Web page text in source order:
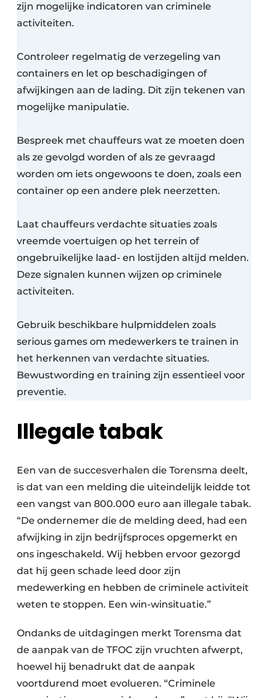
zijn mogelijke indicatoren van criminele
activiteiten.
Controleer regelmatig de verzegeling van
containers en let op beschadigingen of
afwijkingen aan de lading. Dit zijn tekenen van
mogelijke manipulatie.
Bespreek met chauffeurs wat ze moeten doen
als ze gevolgd worden of als ze gevraagd
worden om iets ongewoons te doen, zoals een
container op een andere plek neerzetten.
Laat chauffeurs verdachte situaties zoals
vreemde voertuigen op het terrein of
ongebruikelijke laad- en lostijden altijd melden.
Deze signalen kunnen wijzen op criminele
activiteiten.
Gebruik beschikbare hulpmiddelen zoals
serious games om medewerkers te trainen in
het herkennen van verdachte situaties.
Bewustwording en training zijn essentieel voor
preventie.
Illegale tabak
Een van de succesverhalen die Torensma deelt,
is dat van een melding die uiteindelijk leidde tot
een vangst van 800.000 euro aan illegale tabak.
“De ondernemer die de melding deed, had een
afwijking in zijn bedrijfs­proces opgemerkt en
ons ingeschakeld. Wij hebben ervoor gezorgd
dat hij geen schade leed door zijn
medewerking en hebben de criminele activiteit
weten te stoppen. Een win-winsituatie.”
Ondanks de uitdagingen merkt Torensma dat
de aanpak van de TFOC zijn vruchten afwerpt,
hoewel hij benadrukt dat de aanpak
voortdurend moet evolueren. “Criminele